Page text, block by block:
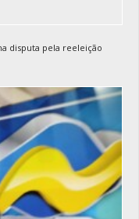
disputa pela reeleição